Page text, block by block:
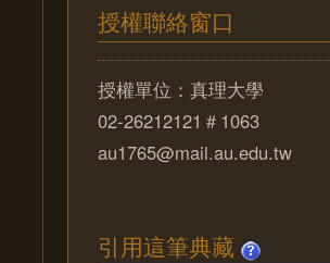
授權聯絡窗口
授權單位：真理大學
02-26212121＃1063
au1765@mail.au.edu.tw
引用這筆典藏